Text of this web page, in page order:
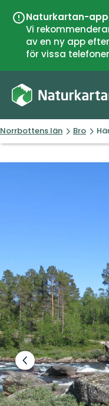
Naturkartan-
Vi
av en ny app
för vissa
Norrbottens län Bro
Föregående
bild